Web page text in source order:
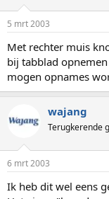
5 mrt 2003
Met rechter muis
bij tabblad
mogen opnames
wajang
Terugkerende
6 mrt 2003
Ik heb dit wel eens